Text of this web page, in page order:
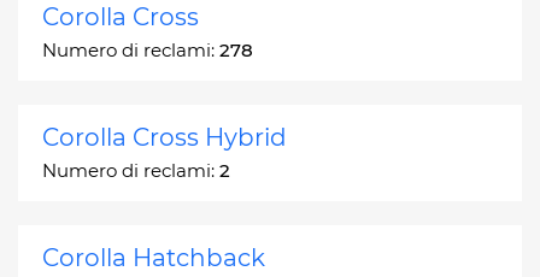
Corolla Cross
Numero di reclami: 278
Corolla Cross Hybrid
Numero di reclami: 2
Corolla Hatchback